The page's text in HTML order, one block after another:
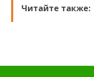
Читайте также: